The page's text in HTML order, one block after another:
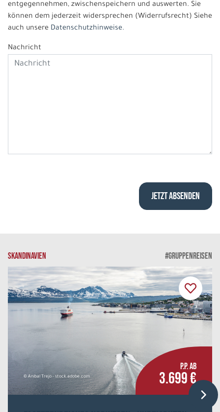
entgegennehmen, zwischenspeichern und auswerten. Sie
können dem jederzeit widersprechen (Widerrufsrecht) Siehe
auch unsere Datenschutzhinweise.
Nachricht
SKANDINAVIEN #GRUPPENREISEN
© Anibal Trejo - stock.adobe.com
P.P. AB
3.699 €